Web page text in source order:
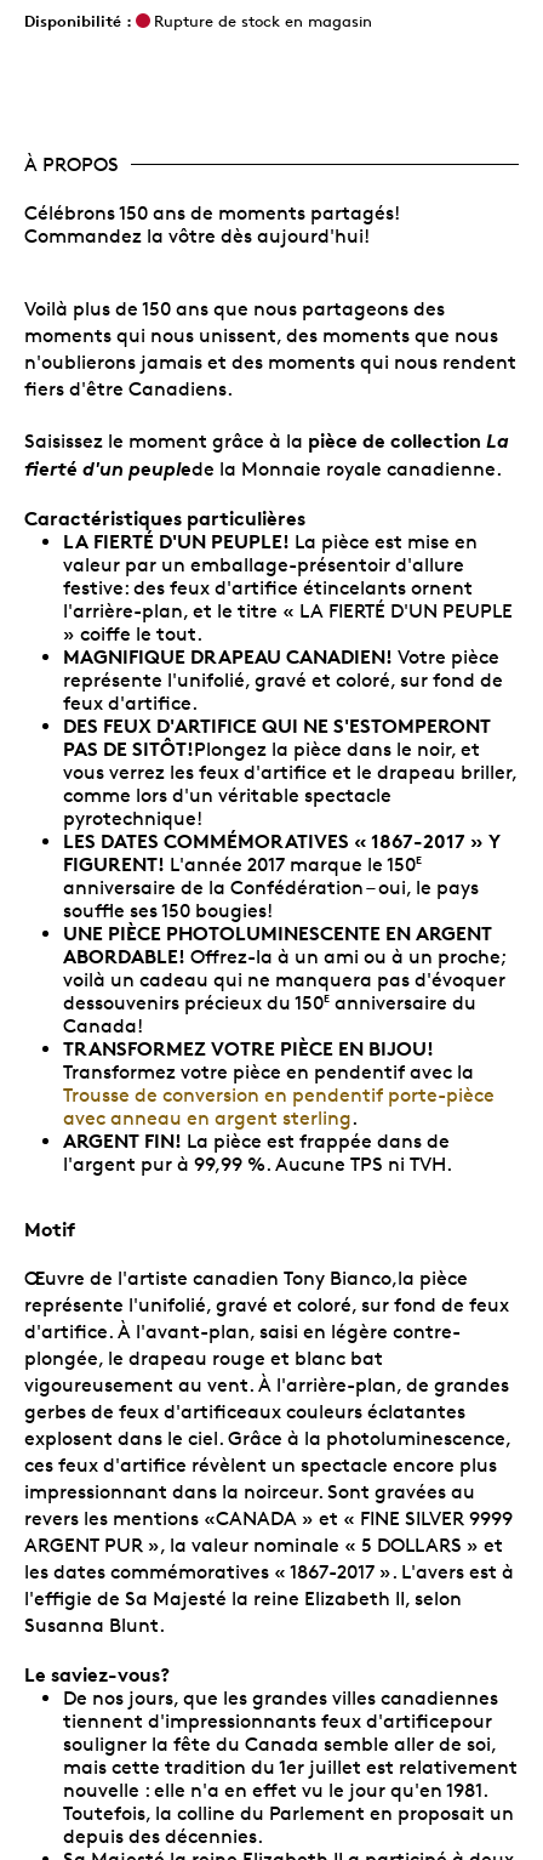
Disponibilité :
Rupture de stock en magasin
À PROPOS
Célébrons 150 ans de moments partagés!
Commandez la vôtre dès aujourd'hui!
Voilà plus de 150 ans que nous partageons des
moments qui nous unissent, des moments que nous
n'oublierons jamais et des moments qui nous rendent
fiers d'être Canadiens.
Saisissez le moment grâce à la pièce de collection La
fierté d'un peuplede la Monnaie royale canadienne.
Caractéristiques particulières
LA FIERTÉ D'UN PEUPLE! La pièce est mise en
valeur par un emballage-présentoir d'allure
festive: des feux d'artifice étincelants ornent
l'arrière-plan, et le titre « LA FIERTÉ D'UN PEUPLE
» coiffe le tout.
MAGNIFIQUE DRAPEAU CANADIEN! Votre pièce
représente l'unifolié, gravé et coloré, sur fond de
feux d'artifice.
DES FEUX D'ARTIFICE QUI NE S'ESTOMPERONT
PAS DE SITÔT!Plongez la pièce dans le noir, et
vous verrez les feux d'artifice et le drapeau briller,
comme lors d'un véritable spectacle
pyrotechnique!
LES DATES COMMÉMORATIVES « 1867-2017 » Y
FIGURENT! L'année 2017 marque le 150E
anniversaire de la Confédération – oui, le pays
souffle ses 150 bougies!
UNE PIÈCE PHOTOLUMINESCENTE EN ARGENT
ABORDABLE! Offrez-la à un ami ou à un proche;
voilà un cadeau qui ne manquera pas d'évoquer
dessouvenirs précieux du 150E anniversaire du
Canada!
TRANSFORMEZ VOTRE PIÈCE EN BIJOU!
Transformez votre pièce en pendentif avec la
Trousse de conversion en pendentif porte-pièce
avec anneau en argent sterling.
ARGENT FIN! La pièce est frappée dans de
l'argent pur à 99,99 %. Aucune TPS ni TVH.
Motif
Œuvre de l'artiste canadien Tony Bianco,la pièce
représente l'unifolié, gravé et coloré, sur fond de feux
d'artifice. À l'avant-plan, saisi en légère contre-
plongée, le drapeau rouge et blanc bat
vigoureusement au vent. À l'arrière-plan, de grandes
gerbes de feux d'artificeaux couleurs éclatantes
explosent dans le ciel. Grâce à la photoluminescence,
ces feux d'artifice révèlent un spectacle encore plus
impressionnant dans la noirceur. Sont gravées au
revers les mentions «CANADA » et « FINE SILVER 9999
ARGENT PUR », la valeur nominale « 5 DOLLARS » et
les dates commémoratives « 1867-2017 ». L'avers est à
l'effigie de Sa Majesté la reine Elizabeth II, selon
Susanna Blunt.
Le saviez-vous?
De nos jours, que les grandes villes canadiennes
tiennent d'impressionnants feux d'artificepour
souligner la fête du Canada semble aller de soi,
mais cette tradition du 1er juillet est relativement
nouvelle : elle n'a en effet vu le jour qu'en 1981.
Toutefois, la colline du Parlement en proposait un
depuis des décennies.